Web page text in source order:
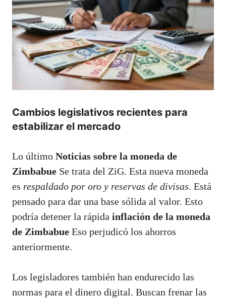
Cambios legislativos recientes para
estabilizar el mercado
Lo último Noticias sobre la moneda de
Zimbabue Se trata del ZiG. Esta nueva moneda
es respaldado por oro y reservas de divisas. Está
pensado para dar una base sólida al valor. Esto
podría detener la rápida inflación de la moneda
de Zimbabue Eso perjudicó los ahorros
anteriormente.
Los legisladores también han endurecido las
normas para el dinero digital. Buscan frenar las